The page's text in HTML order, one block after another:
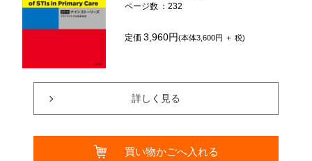
ページ数 ：232
定価3,960円(本体3,600円 ＋ 税)
詳しく見る
買い物かごへ入れる